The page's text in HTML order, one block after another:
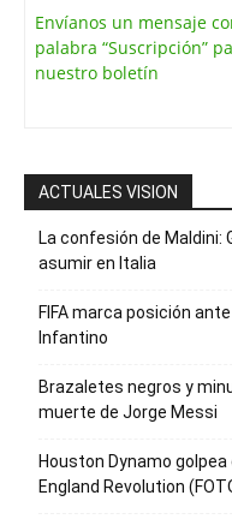
Envíanos un mensaje
palabra “Suscripción”
nuestro boletín
ACTUALES VISION
La confesión de Maldini:
asumir en Italia
FIFA marca posición
Infantino
Brazaletes negros y
muerte de Jorge Messi
Houston Dynamo golpea
England Revolution